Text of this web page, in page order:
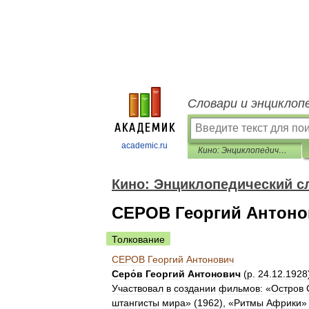
academic.ru
Словари и
Кино: Энциклопедический словарь
Кино: Энциклопедический
СЕРОВ Георгий
Толкование
СЕРОВ Георгий Антонович
Серо́в Георгий Антонович (р 24 12 1928
Участвовал в создании фильмов: «Остров
штангисты мира» (1962), «Ритмы Африки»